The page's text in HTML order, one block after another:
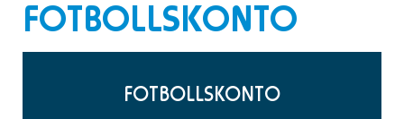
FOTBOLLSKONTO
FOTBOLLSKONTO